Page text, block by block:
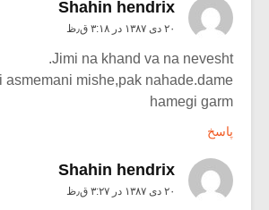
Shahin hendrix
۲۰ دی ۱۳۸۷ در ۳:۱۸ ق٫ظ
Jimi na khand va na nevesht.
asmemani mishe,pak nahade.dame
hamegi garm
پاسخ
Shahin hendrix
۲۰ دی ۱۳۸۷ در ۳:۲۷ ق٫ظ